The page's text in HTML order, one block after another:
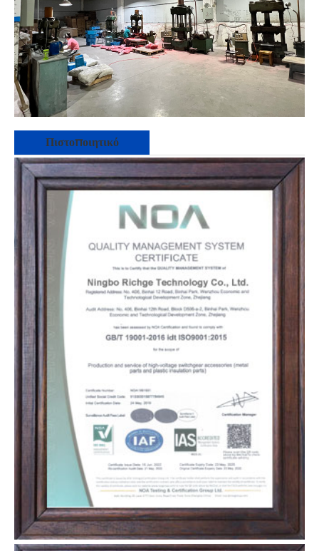
Πιστοποιητικό